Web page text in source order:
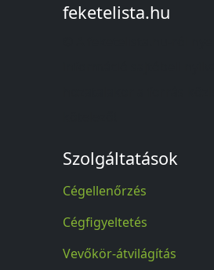
feketelista.hu
Szolgáltatások
Cégellenőrzés
Cégfigyeltetés
Vevőkör-átvilágítás